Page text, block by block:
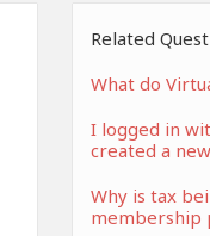
Related
What do
I logged in
created a
Why is tax
membership